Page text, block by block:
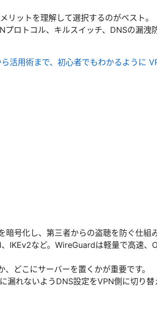
リットを理解して選択するのがベスト。
プロトコル、キルスイッチ、DNSの漏洩
活用術まで、初心者でもわかるように
号化し、第三者からの盗聴を防ぐ仕組み
IKEv2など。WireGuardは軽量で高速、
どこにサーバーを置くかが重要です。
れないようDNS設定をVPN側に切り替